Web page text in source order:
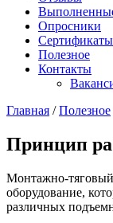
Опросники
Сертификаты
Полезное
Контакты
Главная /Полезное
Принцип
Монтажно-тяговый
оборудование,
различных